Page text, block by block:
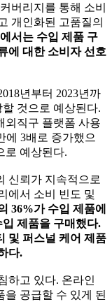
버리지를 통해 소비
개인화된 고품질의
서는 수입 제품 구
에 대한 소비자 선호
년부터 2023년까
것으로 예상된다.
외직구 플랫폼 사용
에 3배로 증가했으
로 예상된다.
신뢰가 지속적으로
에서 소비 빈도 및
36%가 수입 제품에
제품을 구매했다.
및 퍼스널 케어 제품
다.
하고 있다. 온라인
공급할 수 있게 된